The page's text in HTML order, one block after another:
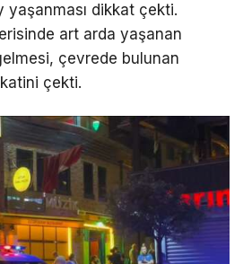
yaşanması dikkat çekti.
art arda yaşanan
çevrede bulunan
çekti.